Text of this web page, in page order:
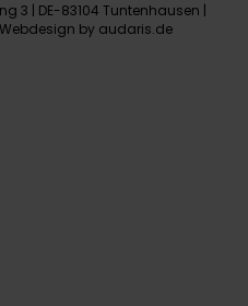
3 | DE-83104 Tuntenhausen |
Webdesign by audaris.de